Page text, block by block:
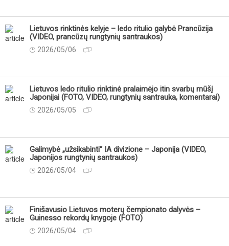
Lietuvos rinktinės kelyje – ledo ritulio galybė Prancūzija
(VIDEO, prancūzų rungtynių santraukos)
2026/05/06
Lietuvos ledo ritulio rinktinė pralaimėjo itin svarbų mūšį
Japonijai (FOTO, VIDEO, rungtynių santrauka, komentarai)
2026/05/05
Galimybė „užsikabinti“ IA divizione – Japonija (VIDEO,
Japonijos rungtynių santraukos)
2026/05/04
Finišavusio Lietuvos moterų čempionato dalyvės –
Guinesso rekordų knygoje (FOTO)
2026/05/04